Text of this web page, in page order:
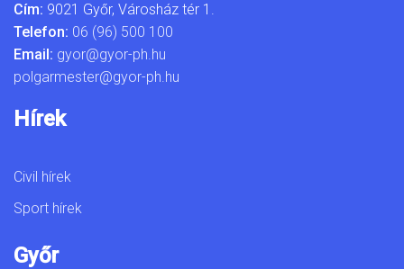
Cím: 9021 Győr, Városház tér 1.
Telefon: 06 (96) 500 100
Email: gyor@gyor-ph.hu
polgarmester@gyor-ph.hu
Hírek
Civil hírek
Sport hírek
Győr